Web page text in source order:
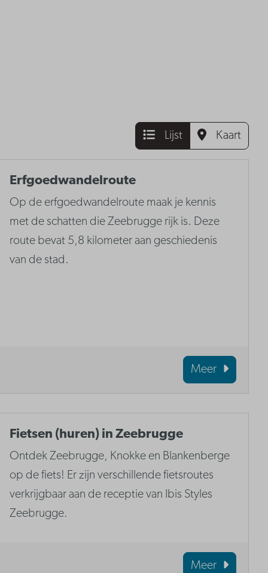
Lijst Kaart
Erfgoedwandelroute
Op de erfgoedwandelroute maak je kennis
met de schatten die Zeebrugge rijk is. Deze
route bevat 5,8 kilometer aan geschiedenis
van de stad.
Meer
Fietsen (huren) in Zeebrugge
Ontdek Zeebrugge, Knokke en Blankenberge
op de fiets! Er zijn verschillende fietsroutes
verkrijgbaar aan de receptie van Ibis Styles
Zeebrugge.
Meer